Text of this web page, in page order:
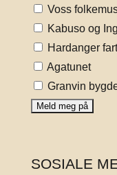
Voss
Kabuso og
Hardanger
Agatunet
Granvin
SOSIALE